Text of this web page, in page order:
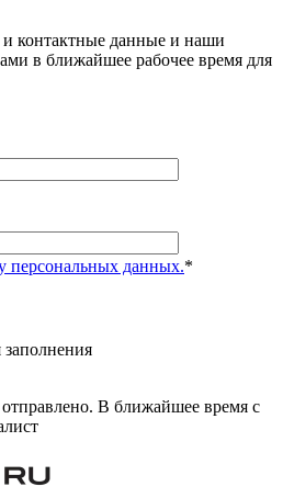
контактные данные и наши
в ближайшее рабочее время для
персональных данных.*
заполнения
В ближайшее время с